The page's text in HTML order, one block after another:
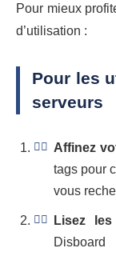
Pour mieux
d’utilisation :
Pour les
serveurs
Affinez
tags pour
vous
Lisez
Disboard